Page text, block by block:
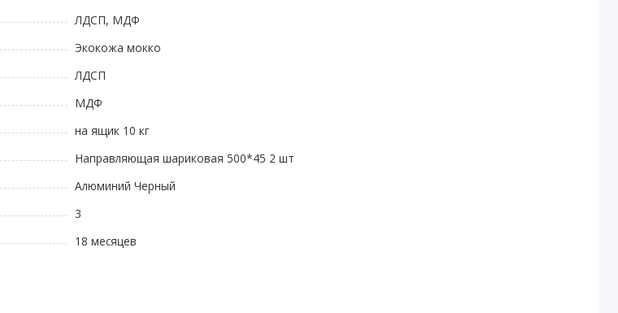
ЛДСП, МДФ
Экокожа мокко
ЛДСП
МДФ
на ящик 10 кг
Направляющая шариковая 500*45 2 шт
Алюминий Черный
3
18 месяцев